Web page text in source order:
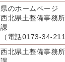
県のホームページ
西北県土整備事務
課
（電話0173-34-
西北県土整備事務